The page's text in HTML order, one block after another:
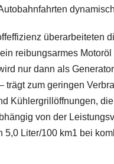
überarbeiteten
reibungsarmes
nur dann als
trägt zum geringen
Kühlergrillöffnungen,
von der
5,0 Liter/100 km1 bei